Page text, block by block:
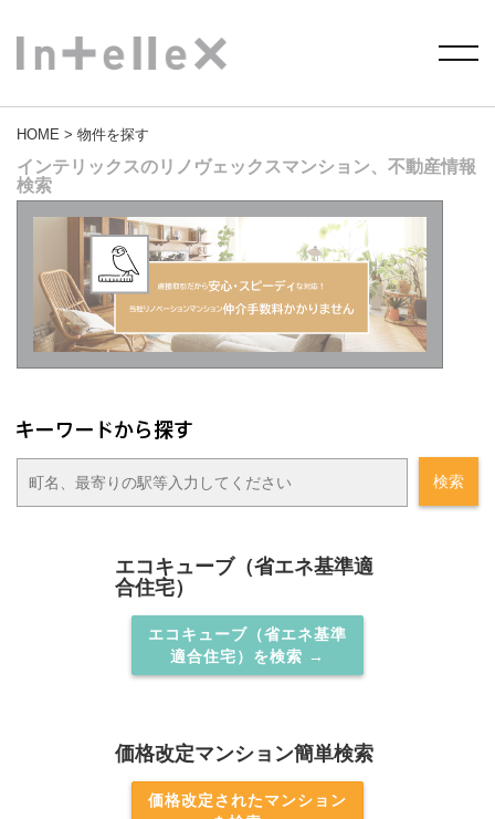
HOME > 物件を探す
インテリックスのリノヴェックスマンション、不動産情報
検索
エコキューブ（省エネ基準適
合住宅）
エコキューブ（省エネ基準
適合住宅）を検索 →
価格改定マンション簡単検索
価格改定されたマンション